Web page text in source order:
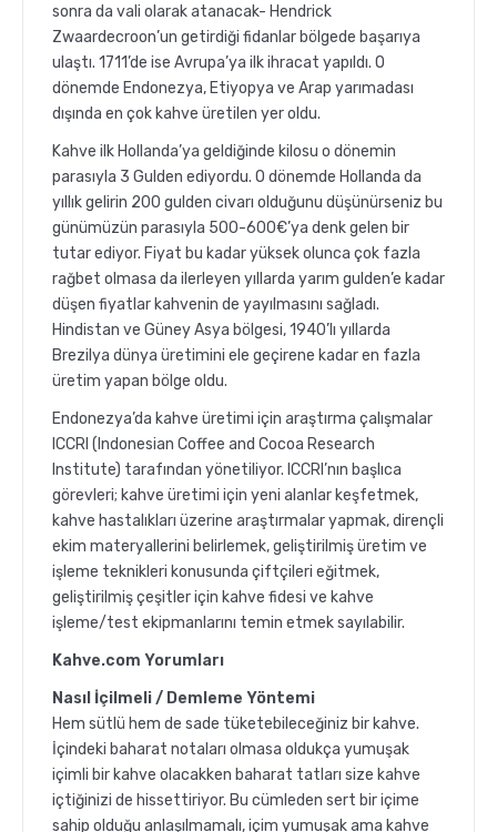
sonra da vali olarak atanacak- Hendrick
Zwaardecroon’un getirdiği fidanlar bölgede başarıya
ulaştı. 1711’de ise Avrupa’ya ilk ihracat yapıldı. O
dönemde Endonezya, Etiyopya ve Arap yarımadası
dışında en çok kahve üretilen yer oldu.
Kahve ilk Hollanda’ya geldiğinde kilosu o dönemin
parasıyla 3 Gulden ediyordu. O dönemde Hollanda da
yıllık gelirin 200 gulden civarı olduğunu düşünürseniz bu
günümüzün parasıyla 500-600€’ya denk gelen bir
tutar ediyor. Fiyat bu kadar yüksek olunca çok fazla
rağbet olmasa da ilerleyen yıllarda yarım gulden’e kadar
düşen fiyatlar kahvenin de yayılmasını sağladı.
Hindistan ve Güney Asya bölgesi, 1940’lı yıllarda
Brezilya dünya üretimini ele geçirene kadar en fazla
üretim yapan bölge oldu.
Endonezya’da kahve üretimi için araştırma çalışmalar
ICCRI (Indonesian Coffee and Cocoa Research
Institute) tarafından yönetiliyor. ICCRI’nın başlıca
görevleri; kahve üretimi için yeni alanlar keşfetmek,
kahve hastalıkları üzerine araştırmalar yapmak, dirençli
ekim materyallerini belirlemek, geliştirilmiş üretim ve
işleme teknikleri konusunda çiftçileri eğitmek,
geliştirilmiş çeşitler için kahve fidesi ve kahve
işleme/test ekipmanlarını temin etmek sayılabilir.
Kahve.com Yorumları
Nasıl İçilmeli / Demleme Yöntemi
Hem sütlü hem de sade tüketebileceğiniz bir kahve.
İçindeki baharat notaları olmasa oldukça yumuşak
içimli bir kahve olacakken baharat tatları size kahve
içtiğinizi de hissettiriyor. Bu cümleden sert bir içime
sahip olduğu anlaşılmamalı, içim yumuşak ama kahve